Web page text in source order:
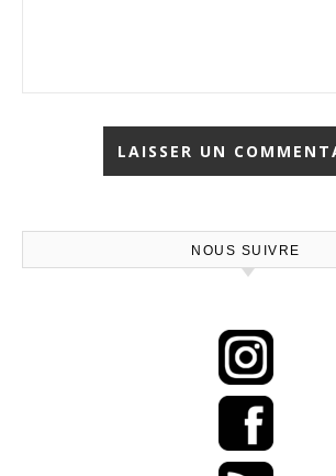
NOUS SUIVRE